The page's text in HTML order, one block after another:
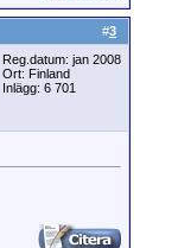
#3
Reg.datum: jan 2008
Ort: Finland
Inlägg: 6 701